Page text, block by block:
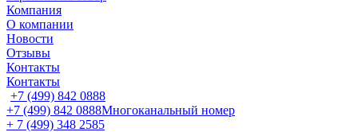
Компания
О компании
Новости
Отзывы
Контакты
Контакты
+7 (499) 842 0888
+7 (499) 842 0888Многоканальный номер
+ 7 (499) 348 2585